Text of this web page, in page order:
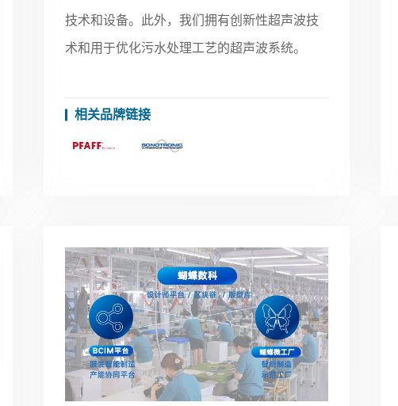
技术和设备。此外，我们拥有创新性超声波技
术和用于优化污水处理工艺的超声波系统。
相关品牌链接